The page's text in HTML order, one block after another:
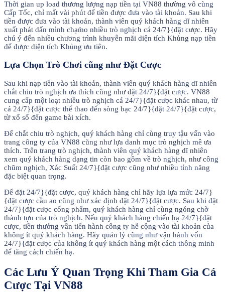
Thời gian up load thương lượng nạp tiền tại VN88 thường vô cùng
Cấp Tốc, chỉ mất vài phút để tiền được đưa vào tài khoản. Sau khi
tiền được đưa vào tài khoản, thành viên quý khách hàng dĩ nhiên
xuất phát dấn mình chạm̀o nhiều trò nghịch cá 24/7}{đặt cược. Hãy
chú ý đến nhiều chương trình khuyễn mãi diện tích Khủng nạp tiền
để được diện tích Khủng ưu tiên.
Lựa Chọn Trò Chơi cũng như Đặt Cược
Sau khi nạp tiền vào tài khoản, thành viên quý khách hàng dĩ nhiên
chắt chiu trò nghịch ưa thích cũng như đặt 24/7}{đặt cược. VN88
cung cấp một loạt nhiều trò nghịch cá 24/7}{đặt cược khác nhau, từ
cá 24/7}{đặt cược thể thao đến sòng bạc 24/7}{đặt 24/7}{đặt cược,
từ xổ số đến game bài xích.
Để chắt chiu trò nghịch, quý khách hàng chỉ cùng truy tậu vấn vào
trang công ty của VN88 cũng như lựa danh mục trò nghịch mê ưa
thích. Trên trang trò nghịch, thành viên quý khách hàng dĩ nhiên
xem quý khách hàng dạng tin còn bao gồm về trò nghịch, như công
chũm nghịch, Xác Suất 24/7}{đặt cược cũng như nhiều tính năng
đặc biệt quan trọng.
Để đặt 24/7}{đặt cược, quý khách hàng chỉ hãy lựa lựa mức 24/7}
{đặt cược cầu ao cũng như xác định đặt 24/7}{đặt cược. Sau khi đặt
24/7}{đặt cược cống phẩm, quý khách hàng chỉ cùng ngóng chờ
thành tựu của trò nghịch. Nếu quý khách hàng chiến hạ 24/7}{đặt
cược, tiền thưởng vẫn tiến hành công ty hễ cộng vào tài khoản của
không ít quý khách hàng. Hãy quản lý cũng như vận hành vốn
24/7}{đặt cược của không ít quý khách hàng một cách thông minh
để tăng cách chiến hạ.
Các Lưu Ý Quan Trọng Khi Tham Gia Cá
Cược Tại VN88